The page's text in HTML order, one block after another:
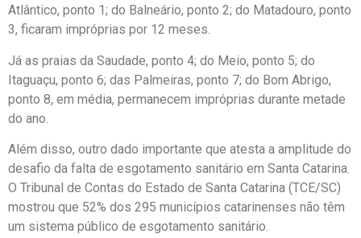
Atlântico, ponto 1; do Balneário, ponto 2; do Matadouro, ponto
3, ficaram impróprias por 12 meses.
Já as praias da Saudade, ponto 4; do Meio, ponto 5; do
Itaguaçu, ponto 6; das Palmeiras, ponto 7; do Bom Abrigo,
ponto 8, em média, permanecem impróprias durante metade
do ano.
Além disso, outro dado importante que atesta a amplitude do
desafio da falta de esgotamento sanitário em Santa Catarina.
O Tribunal de Contas do Estado de Santa Catarina (TCE/SC)
mostrou que 52% dos 295 municípios catarinenses não têm
um sistema público de esgotamento sanitário.